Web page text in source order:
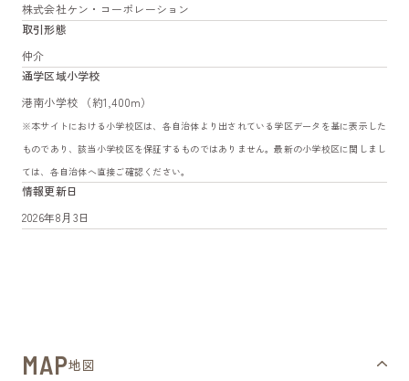
株式会社ケン・コーポレーション
取引形態
仲介
通学区域小学校
港南小学校 （約1,400m）
※本サイトにおける小学校区は、各自治体より出されている学区データを基に表示した
ものであり、該当小学校区を保証するものではありません。最新の小学校区に関しまし
ては、各自治体へ直接ご確認ください。
情報更新日
2026年8月3日
MAP地図